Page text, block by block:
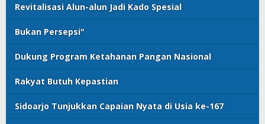
Revitalisasi Alun-alun Jadi Kado Spesial
Bukan Persepsi"
Dukung Program Ketahanan Pangan Nasional
Rakyat Butuh Kepastian
Sidoarjo Tunjukkan Capaian Nyata di Usia ke-167